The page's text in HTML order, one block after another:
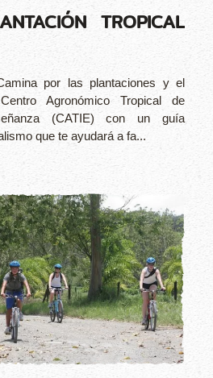
TROPICAL
por las plantaciones y el
Agronómico Tropical de
(CATIE) con un guía
que te ayudará a fa...